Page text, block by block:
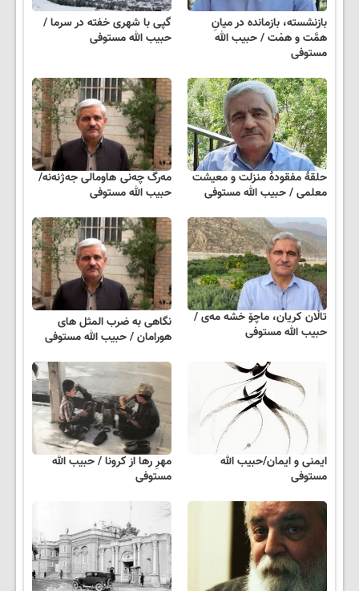
بازنشسته، بازمانده در میانِ
همَّت و همْت / حبیب الله
مستوفی
گپی با شهری خفته در سرما /
حبیب الله مستوفی
حلقهٔ مفقودهٔ منزلت و معیشت
معلمی / حبیب الله مستوفی
مەرگ چەنی ھاومالی جەژنەنە/
حبیب الله مستوفی
تاڵان کریان، ماچۆ خشە مەی /
حبیب الله مستوفی
نگاهی به ضرب المثل های
هورامان / حبیب الله مستوفی
ایمنی و ایمان/حبیب الله
مستوفی
مهرِ رها از کرونا / حبیب الله
مستوفی